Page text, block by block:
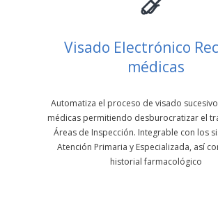
Visado Electrónico
médicas
Automatiza el proceso de visado
médicas permitiendo desburocratizar el
Áreas de Inspección. Integrable con los
Atención Primaria y Especializada, así
historial farmacológico